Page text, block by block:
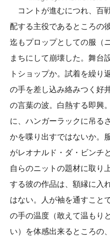
コントが進むにつれ、百
配する主役であるところの
迄もプロップとしての服（
まちにして崩壊した。舞台
トショップか。試着を繰り
の手を差し込み絡みつく好
の言葉の波。白熱する即興
に、ハンガーラックに吊る
かを喋り出すではないか。
がレオナルド・ダ・ビンチ
自らのニットの題材に取り
する彼の作品は、額縁に入
はない。人が袖を通すこと
の手の温度（敢えて温もり
い）を体感出来るところの